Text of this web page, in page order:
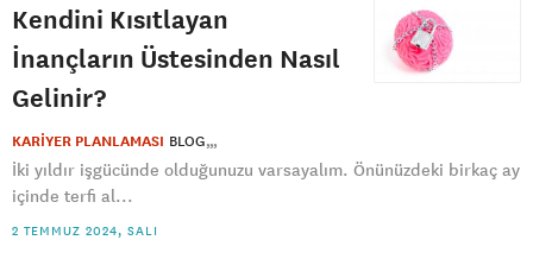
Kendini Kısıtlayan
İnançların Üstesinden Nasıl
Gelinir?
KARİYER PLANLAMASI BLOG
İki yıldır işgücünde olduğunuzu varsayalım. Önünüzdeki birkaç ay
içinde terfi al...
2 TEMMUZ 2024, SALI